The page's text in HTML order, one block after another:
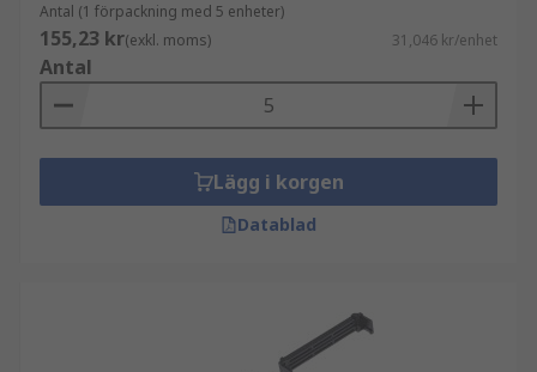
Antal (1 förpackning med 5 enheter)
155,23 kr(exkl. moms) 31,046 kr/enhet
Antal
Lägg i korgen
Datablad